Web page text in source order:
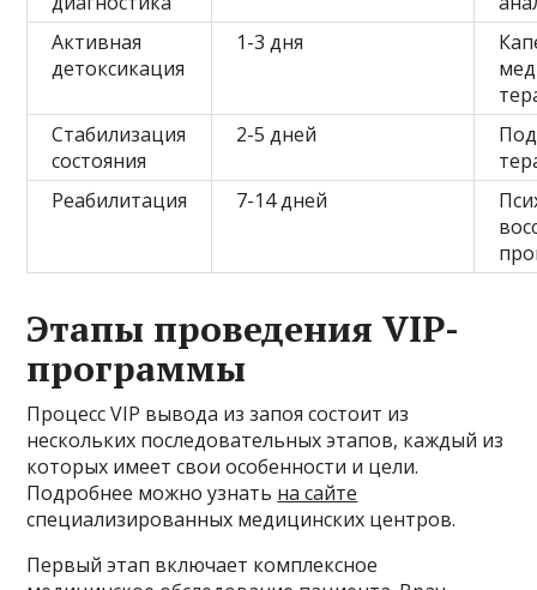
Активная
детоксикация
1-3 дня
Стабилизация
состояния
2-5 дней
Реабилитация
7-14 дней
Этапы проведения VIP-
программы
Процесс VIP вывода из запоя состоит из
нескольких последовательных этапов, каждый из
которых имеет свои особенности и цели.
Подробнее можно узнать на сайте
специализированных медицинских центров.
Первый этап включает комплексное